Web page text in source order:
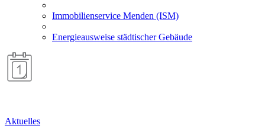
Immobilienservice Menden (ISM)
Energieausweise städtischer Gebäude
Aktuelles